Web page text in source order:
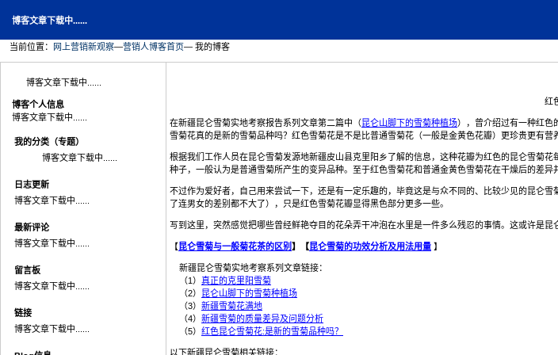
博客文章下载中......
当前位置： 网上营销新观察—营销人博客首页— 我的博客
博客文章下载中......
博客个人信息
博客文章下载中......
我的分类（专题）
博客文章下载中......
日志更新
博客文章下载中......
最新评论
博客文章下载中......
留言板
博客文章下载中......
链接
博客文章下载中......
红
在新疆昆仑雪菊实地考察报告系列文章第二篇中（昆仑山脚下的雪菊种植场），曾介绍过有一种红色
雪菊花真的是新的雪菊品种吗？红色雪菊花是不是比普通雪菊花（一般是金黄色花瓣）更珍贵更有营
根据我们工作人员在昆仑雪菊发源地新疆皮山县克里阳乡了解的信息，这种花瓣为红色的昆仑雪菊
种子，一般认为是普通雪菊所产生的变异品种。至于红色雪菊花和普通金黄色雪菊花在干燥后的差
不过作为爱好者，自己用来尝试一下，还是有一定乐趣的，毕竟这是与众不同的、比较少见的昆仑雪
了连男女的差别都不大了），只是红色雪菊花瓣显得黑色部分更多一些。
写到这里，突然感觉把哪些曾经鲜艳夺目的花朵弄干冲泡在水里是一件多么残忍的事情。这或许是昆
【昆仑雪菊与一般菊花茶的区别】【昆仑雪菊的功效分析及用法用量 】
新疆昆仑雪菊实地考察系列文章链接：
（1） 真正的克里阳雪菊
（2） 昆仑山脚下的雪菊种植场
（3） 新疆雪菊花满地
（4） 新疆雪菊的质量差异及问题分析
（5） 红色昆仑雪菊花:是新的雪菊品种吗？
以下新疆昆仑雪菊相关链接：